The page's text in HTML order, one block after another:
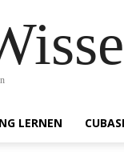
LERNEN